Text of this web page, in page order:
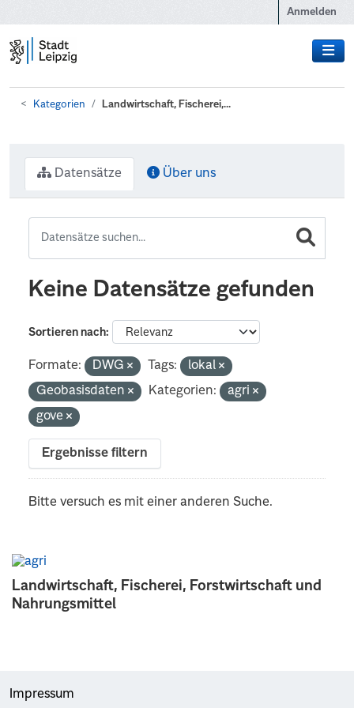
Anmelden
Kategorien Landwirtschaft, Fischerei,...
Landwirtschaft, Fischerei, Forstwirtschaft und
Nahrungsmittel
Datensätze Über uns
Keine Datensätze gefunden
Sortieren nach
Formate: DWG Tags:
lokal
Geobasisdaten
Kategorien:
agri
gove
Ergebnisse filtern
Bitte versuch es mit einer anderen Suche.
Impressum